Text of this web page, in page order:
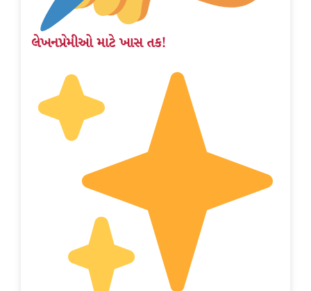
લેખનપ્રેમીઓ માટે ખાસ તક!